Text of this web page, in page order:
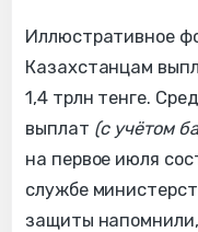
Иллюстративное
Казахстанцам
1,4 трлн тенге.
выплат (с учётом
на первое июля
службе
защиты напомнили,